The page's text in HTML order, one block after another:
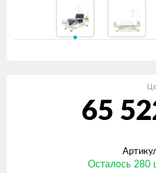
65
Осталось 280